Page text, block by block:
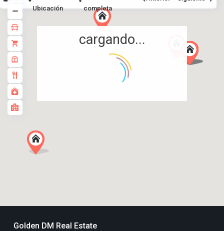
cargando...
Ubicación completa
Golden DM Real Estate